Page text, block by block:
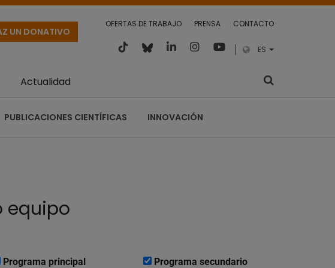
OFERTAS DE TRABAJO PRENSA CONTACTO
ES
UN DONATIVO
PUBLICACIONES CIENTÍFICAS INNOVACIÓN
Actualidad
equipo
Programa principal Programa secundario